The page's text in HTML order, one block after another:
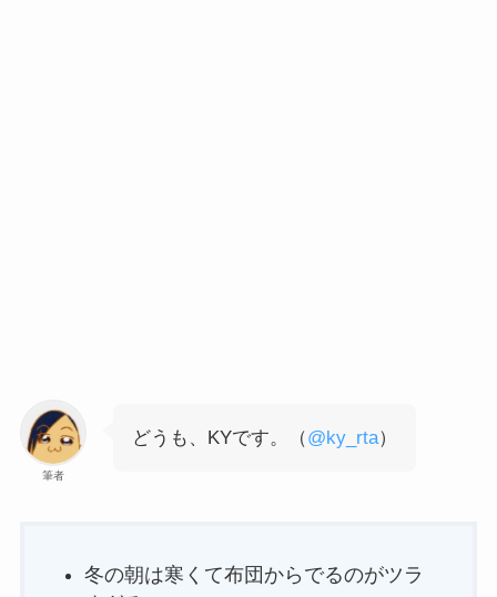
筆者
どうも、KYです。（@ky_rta）
冬の朝は寒くて布団からでるのがツラ